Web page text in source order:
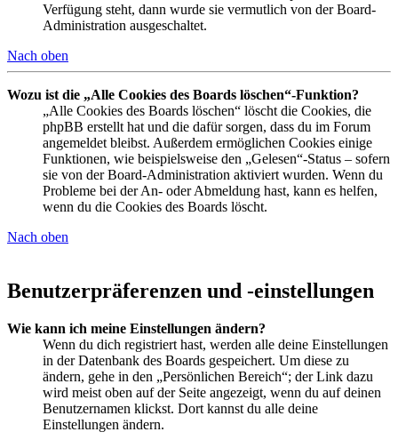
Verfügung steht, dann wurde sie vermutlich von der Board-
Administration ausgeschaltet.
Nach oben
Wozu ist die „Alle Cookies des Boards löschen“-Funktion?
„Alle Cookies des Boards löschen“ löscht die Cookies, die
phpBB erstellt hat und die dafür sorgen, dass du im Forum
angemeldet bleibst. Außerdem ermöglichen Cookies einige
Funktionen, wie beispielsweise den „Gelesen“-Status – sofern
sie von der Board-Administration aktiviert wurden. Wenn du
Probleme bei der An- oder Abmeldung hast, kann es helfen,
wenn du die Cookies des Boards löscht.
Nach oben
Benutzerpräferenzen und -einstellungen
Wie kann ich meine Einstellungen ändern?
Wenn du dich registriert hast, werden alle deine Einstellungen
in der Datenbank des Boards gespeichert. Um diese zu
ändern, gehe in den „Persönlichen Bereich“; der Link dazu
wird meist oben auf der Seite angezeigt, wenn du auf deinen
Benutzernamen klickst. Dort kannst du alle deine
Einstellungen ändern.